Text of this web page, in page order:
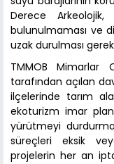
Derece
bulunulmaması ve
uzak durulması
TMMOB Mimarlar
tarafından açılan
ilçelerinde tarım
ekoturizm imar
yürütmeyi
süreçleri eksik
projelerin her an